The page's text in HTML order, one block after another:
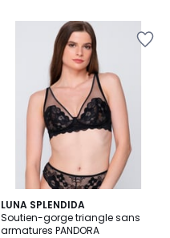
LUNA SPLENDIDA
Soutien-gorge triangle sans
armatures PANDORA
3
Couleurs